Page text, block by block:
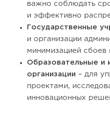
важно соблюдать
и эффективно
Государственные
и организации
минимизацией сбоев
Образовательные и
организации – для
проектами,
инновационных